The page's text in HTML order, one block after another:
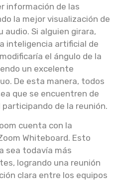
información de las
la mejor visualización de
audio. Si alguien girara,
inteligencia artificial de
el ángulo de la
un excelente
De esta manera, todos
que se encuentren de
de la reunión.
cuenta con la
Whiteboard. Esto
sea todavía más
logrando una reunión
clara entre los equipos